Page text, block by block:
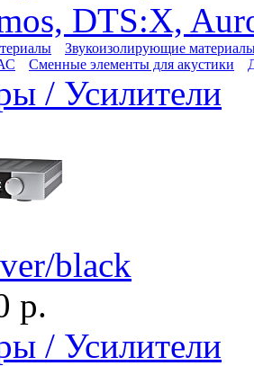
DTS:X,
Звукоизолирующие
Сменные элементы для акустики
/ Усилители
black
р.
/ Усилители